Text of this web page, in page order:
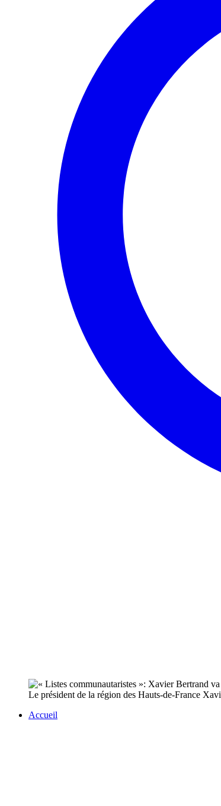
Le président de la région des Hauts-de-France
Accueil